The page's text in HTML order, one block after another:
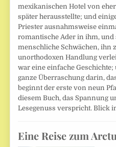
mexikanischen Hotel von
später herausstellte; und
Priester ausnahmsweise
romantische Ader in ihm, und
menschliche Schwächen, ihn
unorthodoxen Handlung
war eine einfache
ganze Überraschung darin,
beginnt der erste von neun
diesem Buch, das Spannung
Lesegenuss verspricht. Blick
Eine Reise zum